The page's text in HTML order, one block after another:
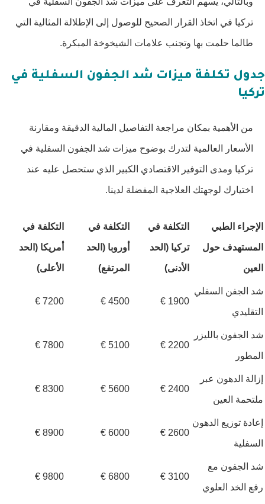
تركيا في اتخاذ القرار الصحيح للوصول إلى الإطلالة المثالية التي
طالما حلمت بها وتجنب علامات الشيخوخة المبكرة.
جدول تكلفة ميزات شد الجفون السفلية في
تركيا
من الأهمية بمكان مراجعة التفاصيل المالية الدقيقة ومقارنة
الأسعار العالمية لتدرك بوضوح ميزات شد الجفون السفلية في
تركيا ومدى التوفير الاقتصادي الكبير الذي ستحصل عليه عند
اختيارك لوجهتك العلاجية المفضلة لدينا.
الإجراء الطبي
المستهدف حول
العين
التكلفة في
تركيا (الحد
الأدنى)
التكلفة في
أوروبا (الحد
المرتفع)
التكلفة في
أمريكا (الحد
الأعلى)
شد الجفن السفلي
التقليدي
1900 €
4500 €
7200 €
شد الجفون بالليزر
المطور
2200 €
5100 €
7800 €
إزالة الدهون عبر
ملتحمة العين
2400 €
5600 €
8300 €
إعادة توزيع الدهون
السفلية
2600 €
6000 €
8900 €
شد الجفون مع
رفع الخد العلوي
3100 €
6800 €
9800 €